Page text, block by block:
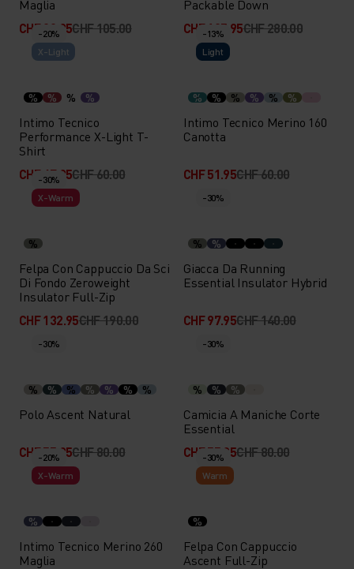
Maglia
CHF 83.95CHF 105.00
Packable Down
CHF 195.95CHF 280.00
-20%
X-Light
% % % %
Intimo Tecnico
Performance X-Light T-
Shirt
CHF 47.95CHF 60.00
-13%
Light
% % % % % %
Intimo Tecnico Merino 160
Canotta
CHF 51.95CHF 60.00
-30%
X-Warm
%
Felpa Con Cappuccio Da Sci
Di Fondo Zeroweight
Insulator Full-Zip
CHF 132.95CHF 190.00
-30%
% %
Giacca Da Running
Essential Insulator Hybrid
CHF 97.95CHF 140.00
-30%
% % % % % % %
Polo Ascent Natural
CHF 55.95CHF 80.00
-30%
% % %
Camicia A Maniche Corte
Essential
CHF 55.95CHF 80.00
-20%
X-Warm
%
Intimo Tecnico Merino 260
Maglia
-30%
Warm
%
Felpa Con Cappuccio
Ascent Full-Zip